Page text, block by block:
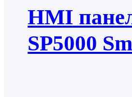
HMI
SP5000